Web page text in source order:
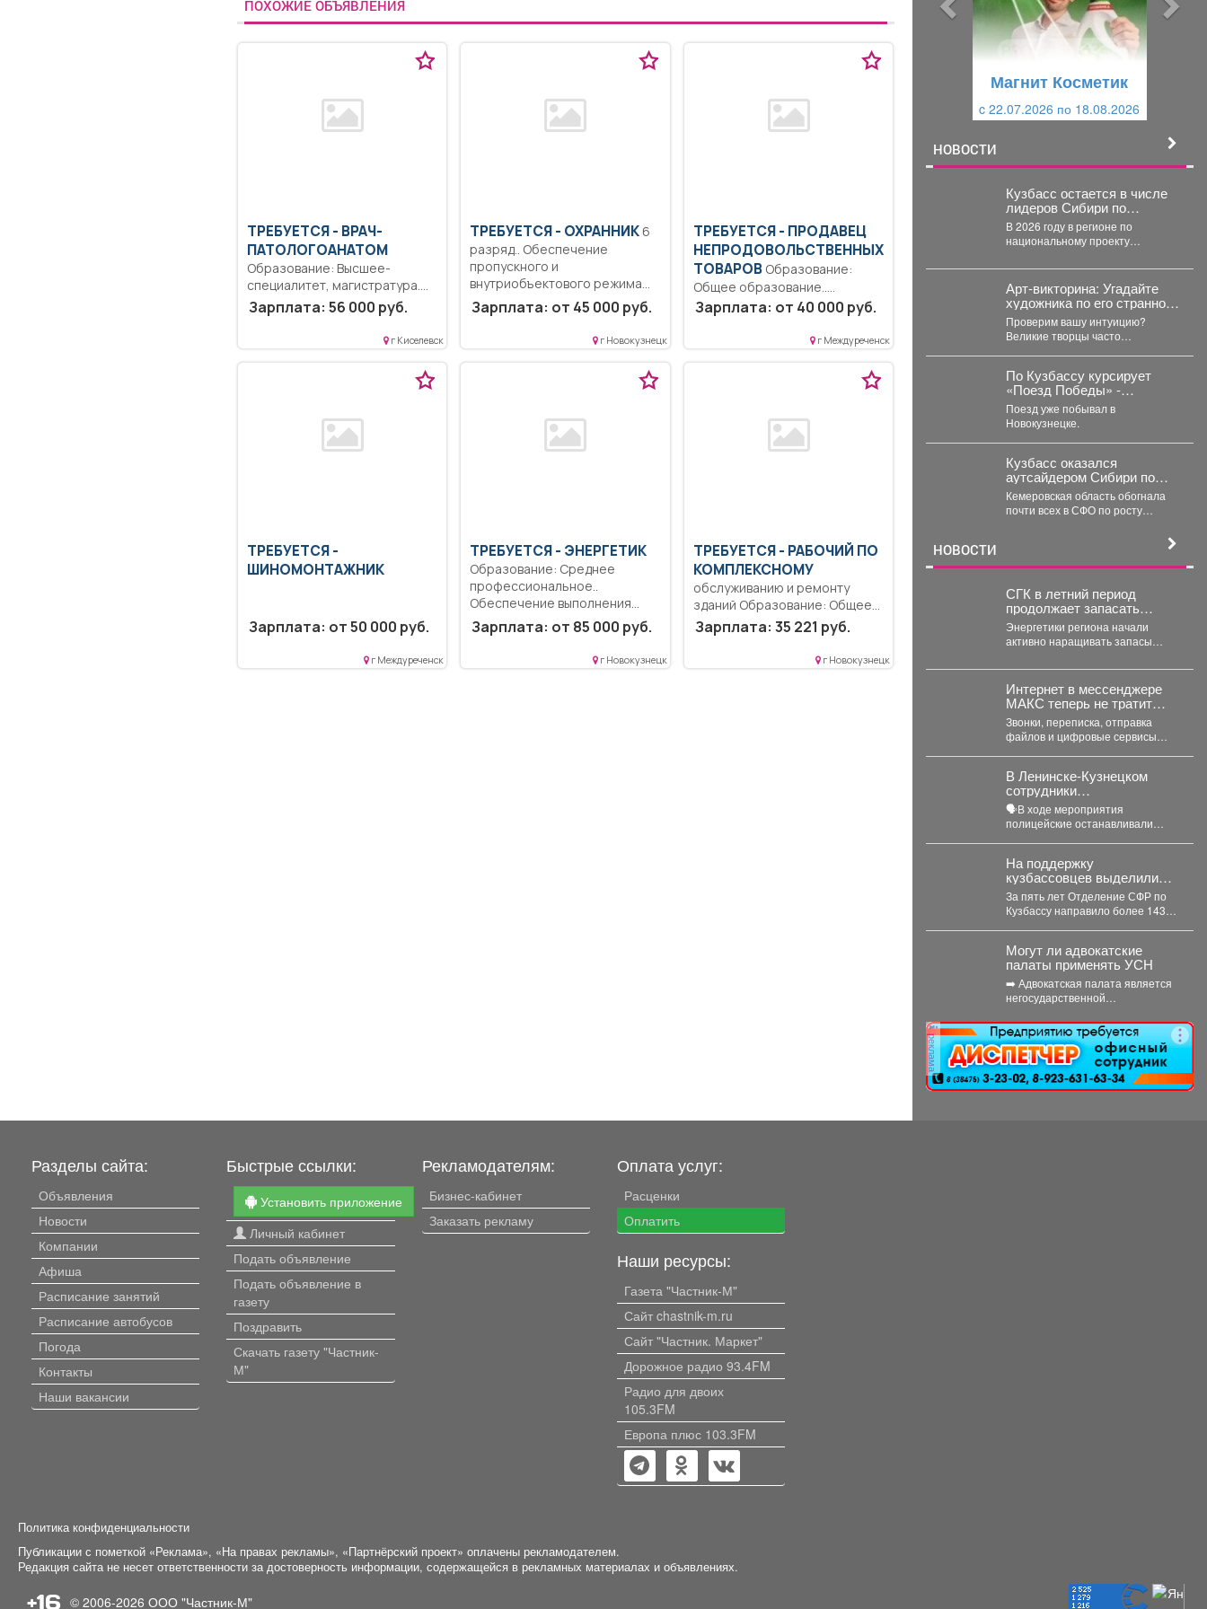
ПОХОЖИЕ ОБЪЯВЛЕНИЯ
ТРЕБУЕТСЯ - ВРАЧ-
ПАТОЛОГОАНАТОМ
Образование: Высшее-
специалитет, магистратура.
Коммуникабельность.
Ответственность.. Выполнение
должностных обязанностей
согласно должностной...
Зарплата: 56 000 руб.
г Киселевск
ТРЕБУЕТСЯ - ОХРАННИК
разряд.. Обеспечение
пропускного и
внутриобъектового режима
согласно должностной...
Зарплата: от 45 000 руб.
г Новокузнецк
ТРЕБУЕТСЯ - ПРОДАВЕЦ
НЕПРОДОВОЛЬСТВЕННЫХ
ТОВАРОВОбразование:
Общее образование..
Консультировать покупателей
по товарам и акциям...
Зарплата: от 40 000 руб.
г Междуреченск
ТРЕБУЕТСЯ -
ШИНОМОНТАЖНИК
Зарплата: от 50 000 руб.
г Междуреченск
ТРЕБУЕТСЯ - ЭНЕРГЕТИК
Образование: Среднее
профессиональное..
Обеспечение выполнения
заданий по техническому
обслуживанию...
Зарплата: от 85 000 руб.
г Новокузнецк
ТРЕБУЕТСЯ - РАБОЧИЙ ПО
КОМПЛЕКСНОМУ
обслуживанию и ремонту
зданий Образование: Общее
образование.. Периодический
осмотр технического...
Зарплата: 35 221 руб.
г Новокузнецк
c 22.07.2026 по 18.08.2026
Магнит Косметик
c 29.07.2026 по 25.08.2026
НОВОСТИ
Кузбасс остается в числе
лидеров Сибири по
благоустройству
общественных
пространств.
В 2026 году в регионе по
национальному проекту
планируется обновить 115
общественных...
Арт-викторина: Угадайте
художника по его странной
привычке!
Проверим вашу интуицию?
Великие творцы часто
Пишите в комментариях номер
правильного...
По Кузбассу курсирует
«Поезд Победы» -
передвижной
интерактивный музей,
рассказывающий о
событиях Великой
Отечественной войны.
Поезд уже побывал в
Новокузнецке.
Кузбасс оказался
аутсайдером Сибири по
ипотечным долгам
Кемеровская область обогнала
почти всех в СФО по росту
НОВОСТИ
СГК в летний период
продолжает запасать
топливо к новому
отопительному сезону
Энергетики региона начали
активно наращивать запасы
время электростанции
проходят...
Интернет в мессенджере
МАКС теперь не тратит
мобильный трафик.
Звонки, переписка, отправка
файлов и цифровые сервисы
закреплено...
В Ленинске-Кузнецком
сотрудники
Госавтоинспекции провели
акцию «Будь трезвым в
пути»
🗣В ходе мероприятия
полицейские останавливали
правила дорожного...
На поддержку
кузбассовцев выделили
143 миллиона: кто получил
помощь
За пять лет Отделение СФР по
Кузбассу направило более 143
работодателей,...
Могут ли адвокатские
палаты применять УСН
➡️ Адвокатская палата является
негосударственной
основанной на обязательном
членстве адвокатов
(Федеральный закон от...
реклама
Разделы сайта:
Объявления
Новости
Компании
Афиша
Расписание занятий
Расписание автобусов
Погода
Контакты
Наши вакансии
Быстрые ссылки:
Установить приложение
Личный кабинет
Подать объявление
Подать объявление в
газету
Поздравить
Скачать газету "Частник-
М"
Рекламодателям:
Бизнес-кабинет
Заказать рекламу
Оплата услуг:
Расценки
Оплатить
Наши ресурсы:
Газета "Частник-М"
Сайт chastnik-m.ru
Сайт "Частник. Маркет"
Дорожное радио 93.4FM
Радио для двоих
105.3FM
Европа плюс 103.3FM
Политика конфиденциальности
Публикации с пометкой «Реклама», «На правах рекламы», «Партнёрский проект» оплачены рекламодателем.
Редакция сайта не несет ответственности за достоверность информации, содержащейся в рекламных материалах и объявлениях.
+16 © 2006-2026 ООО "Частник-М"